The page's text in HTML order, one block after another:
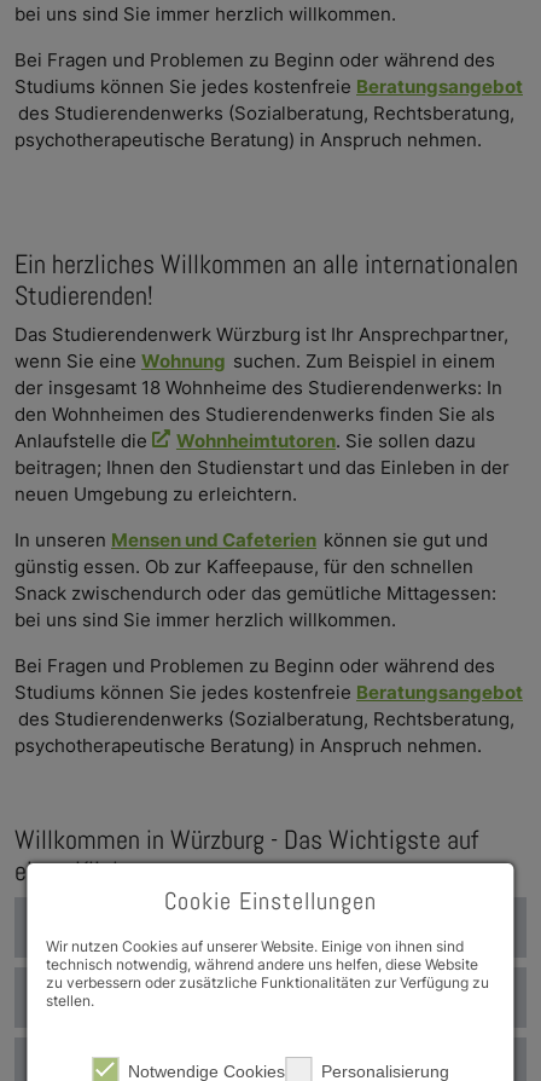
bei uns sind Sie immer herzlich willkommen.
Bei Fragen und Problemen zu Beginn oder während des
Studiums können Sie jedes kostenfreie Beratungsangebot
des Studierendenwerks (Sozialberatung, Rechtsberatung,
psychotherapeutische Beratung) in Anspruch nehmen.
Ein herzliches Willkommen an alle internationalen
Studierenden!
Das Studierendenwerk Würzburg ist Ihr Ansprechpartner,
wenn Sie eine Wohnung suchen. Zum Beispiel in einem
der insgesamt 18 Wohnheime des Studierendenwerks: In
den Wohnheimen des Studierendenwerks finden Sie als
Anlaufstelle die
Wohnheimtutoren. Sie sollen dazu
beitragen; Ihnen den Studienstart und das Einleben in der
neuen Umgebung zu erleichtern.
In unseren Mensen und Cafeterien können sie gut und
günstig essen. Ob zur Kaffeepause, für den schnellen
Snack zwischendurch oder das gemütliche Mittagessen:
bei uns sind Sie immer herzlich willkommen.
Bei Fragen und Problemen zu Beginn oder während des
Studiums können Sie jedes kostenfreie Beratungsangebot
des Studierendenwerks (Sozialberatung, Rechtsberatung,
psychotherapeutische Beratung) in Anspruch nehmen.
Willkommen in Würzburg - Das Wichtigste auf
einen Klick
VUS e.V.
Internationaler Studierendenausweis
Cookie Einstellungen
Wir nutzen Cookies auf unserer Website. Einige von ihnen sind
technisch notwendig, während andere uns helfen, diese Website
zu verbessern oder zusätzliche Funktionalitäten zur Verfügung zu
stellen.
Notwendige Cookies Personalisierung